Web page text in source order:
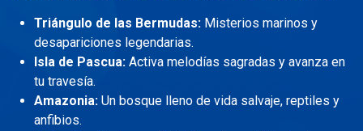
Triángulo de las Bermudas: Misterios marinos y
desapariciones legendarias.
Isla de Pascua: Activa melodías sagradas y avanza en
tu travesía.
Amazonia: Un bosque lleno de vida salvaje, reptiles y
anfibios.